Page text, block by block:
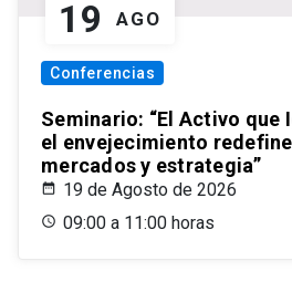
19 AGO
Conferencias
Seminario: “El Activo que
el envejecimiento
mercados y estrategia”
19 de Agosto de 2026
09:00 a 11:00 horas